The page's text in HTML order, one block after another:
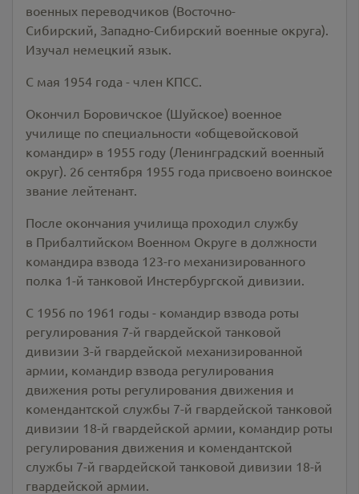
военных переводчиков (Восточно-
Сибирский, Западно-Сибирский военные округа).
Изучал немецкий язык.
С мая 1954 года - член КПСС.
Окончил Боровичское (Шуйское) военное
училище по специальности «общевойсковой
командир» в 1955 году (Ленинградский военный
округ). 26 сентября 1955 года присвоено воинское
звание лейтенант.
После окончания училища проходил службу
в Прибалтийском Военном Округе в должности
командира взвода 123-го механизированного
полка 1-й танковой Инстербургской дивизии.
С 1956 по 1961 годы - командир взвода роты
регулирования 7-й гвардейской танковой
дивизии 3-й гвардейской механизированной
армии, командир взвода регулирования
движения роты регулирования движения и
комендантской службы 7-й гвардейской танковой
дивизии 18-й гвардейской армии, командир роты
регулирования движения и комендантской
службы 7-й гвардейской танковой дивизии 18-й
гвардейской армии.